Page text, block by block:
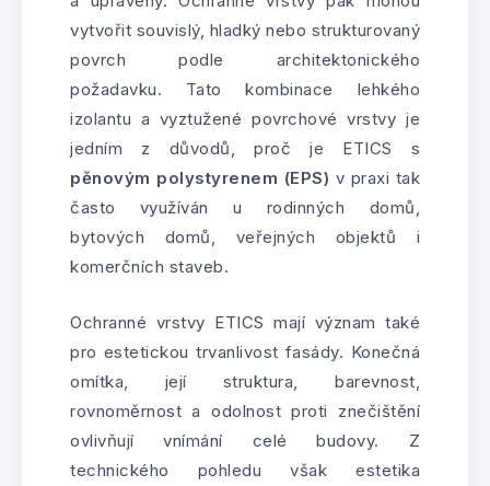
vytvořit souvislý, hladký nebo strukturovaný
povrch podle architektonického
požadavku. Tato kombinace lehkého
izolantu a vyztužené povrchové vrstvy je
jedním z důvodů, proč je ETICS s
pěnovým polystyrenem (EPS) v praxi tak
často využíván u rodinných domů,
bytových domů, veřejných objektů i
komerčních staveb.
Ochranné vrstvy ETICS mají význam také
pro estetickou trvanlivost fasády. Konečná
omítka, její struktura, barevnost,
rovnoměrnost a odolnost proti znečištění
ovlivňují vnímání celé budovy. Z
technického pohledu však estetika